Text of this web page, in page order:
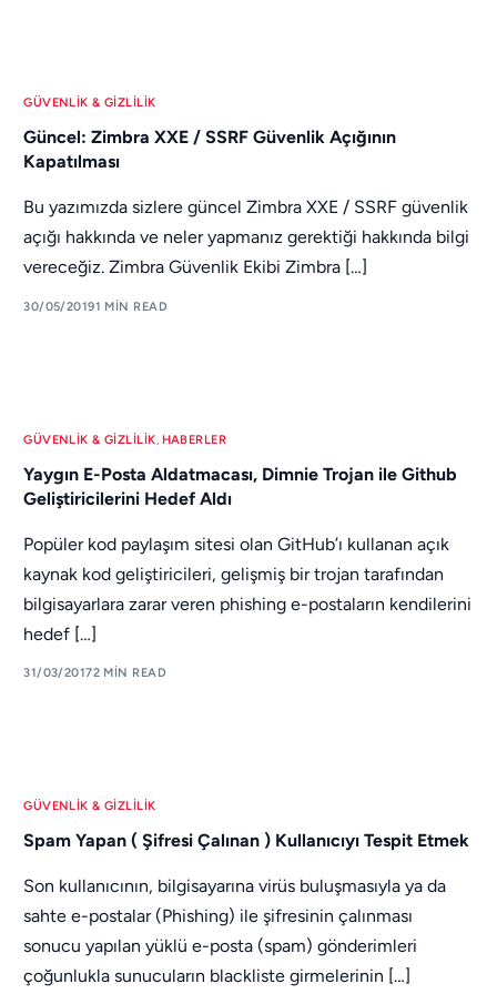
GÜVENLIK & GIZLILIK
Güncel: Zimbra XXE / SSRF Güvenlik Açığının
Kapatılması
Bu yazımızda sizlere güncel Zimbra XXE / SSRF güvenlik
açığı hakkında ve neler yapmanız gerektiği hakkında bilgi
vereceğiz. Zimbra Güvenlik Ekibi Zimbra […]
30/05/20191 MIN READ
GÜVENLIK & GIZLILIK, HABERLER
Yaygın E-Posta Aldatmacası, Dimnie Trojan ile Github
Geliştiricilerini Hedef Aldı
Popüler kod paylaşım sitesi olan GitHub’ı kullanan açık
kaynak kod geliştiricileri, gelişmiş bir trojan tarafından
bilgisayarlara zarar veren phishing e-postaların kendilerini
hedef […]
31/03/20172 MIN READ
GÜVENLIK & GIZLILIK
Spam Yapan ( Şifresi Çalınan ) Kullanıcıyı Tespit Etmek
Son kullanıcının, bilgisayarına virüs buluşmasıyla ya da
sahte e-postalar (Phishing) ile şifresinin çalınması
sonucu yapılan yüklü e-posta (spam) gönderimleri
çoğunlukla sunucuların blackliste girmelerinin […]